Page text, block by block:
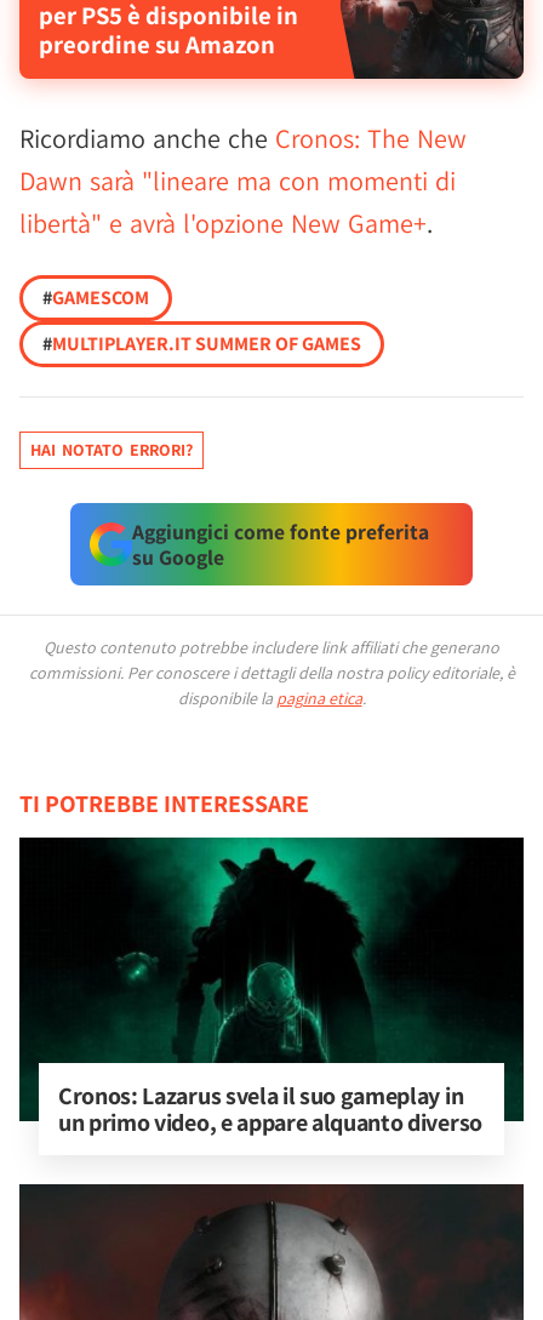
per PS5 è disponibile in
preordine su Amazon
Ricordiamo anche che Cronos: The New
Dawn sarà "lineare ma con momenti di
libertà" e avrà l'opzione New Game+.
#GAMESCOM
#MULTIPLAYER.IT SUMMER OF GAMES
HAI NOTATO ERRORI?
Aggiungici come fonte preferita
su Google
Questo contenuto potrebbe includere link affiliati che generano
commissioni. Per conoscere i dettagli della nostra policy editoriale, è
disponibile la pagina etica.
TI POTREBBE INTERESSARE
Cronos: Lazarus svela il suo gameplay in
un primo video, e appare alquanto diverso